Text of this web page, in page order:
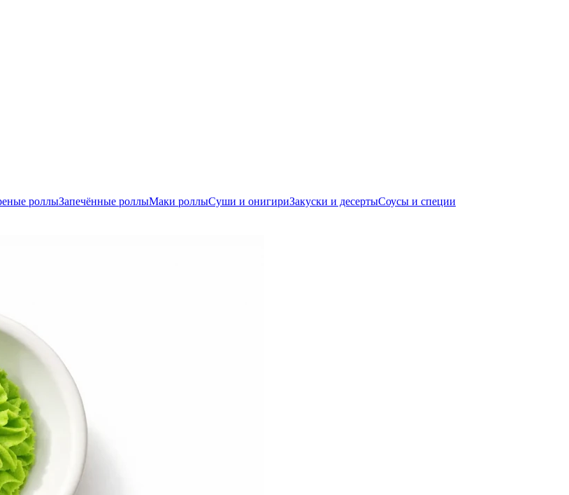
роллыЗапечённые роллыМаки роллыСуши и онигириЗакуски и десертыСоусы и специи